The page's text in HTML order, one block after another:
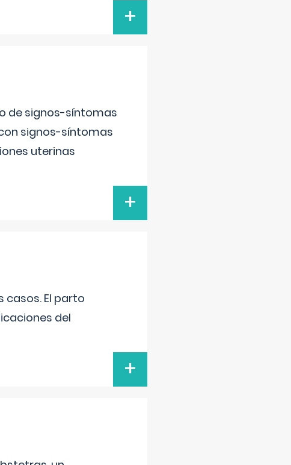
+
de signos-síntomas
signos-síntomas
uterinas
+
El parto
del
+